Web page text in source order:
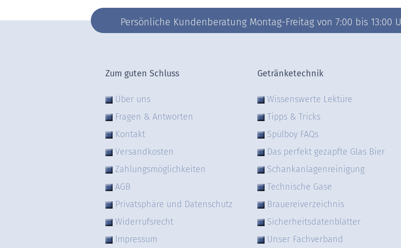
Persönliche Kundenberatung Montag-Freitag von 7:00 bis 13:00
Zum guten Schluss
Über uns
Fragen & Antworten
Kontakt
Versandkosten
Zahlungsmöglichkeiten
AGB
Privatsphäre und Datenschutz
Widerrufsrecht
Impressum
Getränketechnik
Wissenswerte Lektüre
Tipps & Tricks
Spülboy FAQs
Das perfekt gezapfte Glas Bier
Schankanlagenreinigung
Technische Gase
Brauereiverzeichnis
Sicherheitsdatenblätter
Unser Fachverband